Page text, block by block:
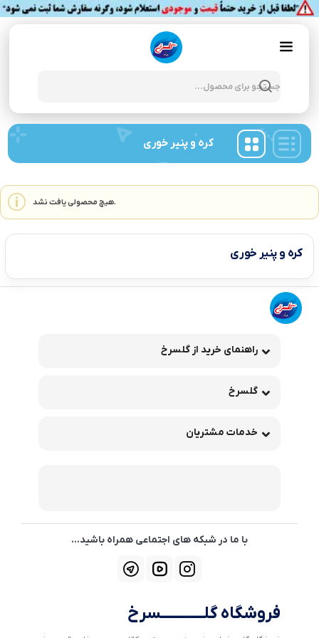
کره و پنیر خوری
هیچ محصولی یافت نشد.
کره و پنیر خوری
راهنمای خرید از گلسرخ
گلسرخ
خدمات مشتریان
با ما در شبکه های اجتماعی همراه باشید...
فروشگاه گلــــــــــــسرخ